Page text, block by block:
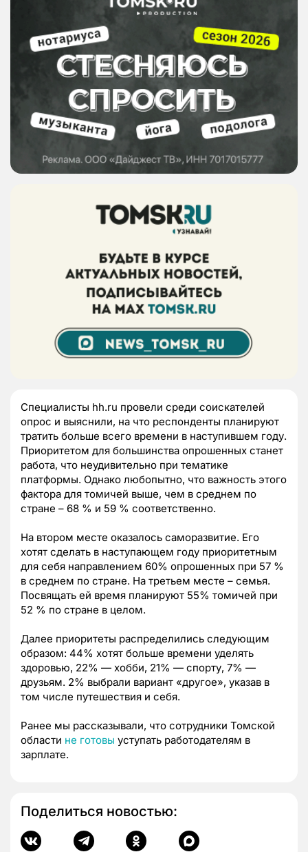
Специалисты hh.ru провели среди соискателей
опрос и выяснили, на что респонденты планируют
тратить больше всего времени в наступившем году.
Приоритетом для большинства опрошенных станет
работа, что неудивительно при тематике
платформы. Однако любопытно, что важность этого
фактора для томичей выше, чем в среднем по
стране – 68 % и 59 % соответственно.
На втором месте оказалось саморазвитие. Его
хотят сделать в наступающем году приоритетным
для себя направлением 60% опрошенных при 57 %
в среднем по стране. На третьем месте – семья.
Посвящать ей время планируют 55% томичей при
52 % по стране в целом.
Далее приоритеты распределились следующим
образом: 44% хотят больше времени уделять
здоровью, 22% — хобби, 21% — спорту, 7% —
друзьям. 2% выбрали вариант «другое», указав в
том числе путешествия и себя.
Ранее мы рассказывали, что сотрудники Томской
области не готовы уступать работодателям в
зарплате.
Поделиться новостью: